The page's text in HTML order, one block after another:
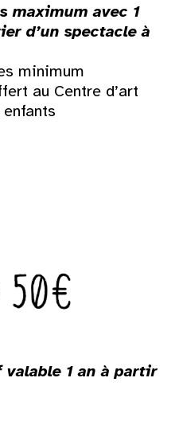
maximum avec 1
d’un spectacle à
minimum
au Centre d’art
1 an à partir